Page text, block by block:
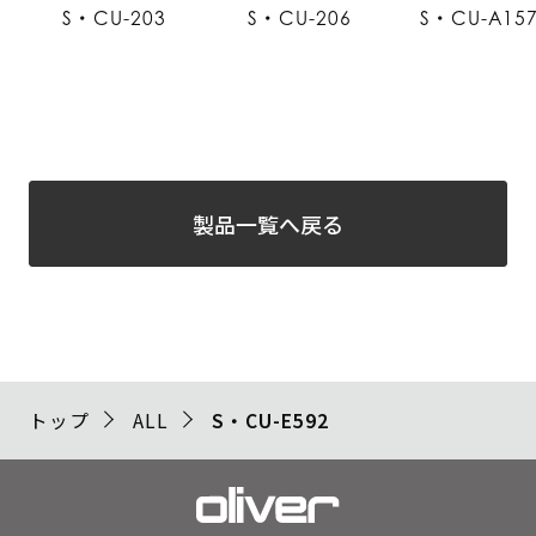
S・CU-203 S・CU-206 S・CU-
製品一覧へ戻る
トップ ALL S・CU-E592